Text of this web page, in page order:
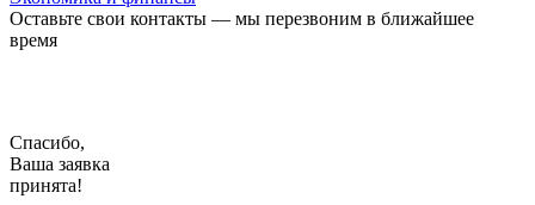
Оставьте свои контакты — мы перезвоним в ближайшее
время
Спасибо,
Ваша заявка
принята!